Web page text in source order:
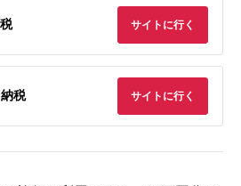
サイトに行く
税 サイトに行く